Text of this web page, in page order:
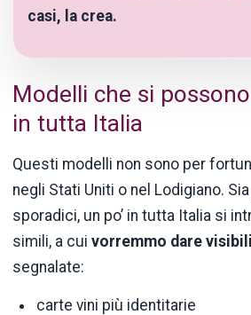
casi, la crea.
Modelli che si
in tutta Italia
Questi modelli non sono per
negli Stati Uniti o nel Lodigiano.
sporadici, un po’ in tutta Italia si
simili, a cui vorremmo dare
segnalate:
carte vini più identitarie